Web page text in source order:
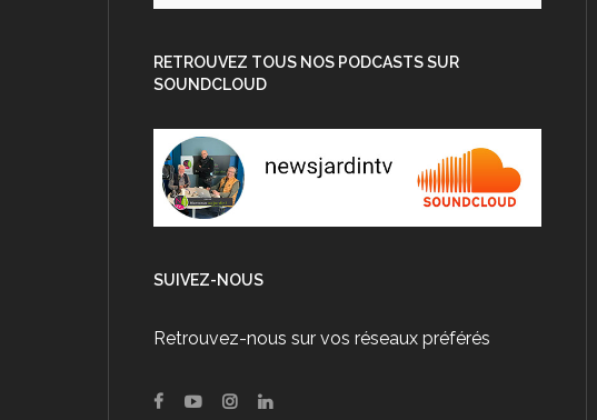
RETROUVEZ TOUS NOS PODCASTS SUR
SOUNDCLOUD
SUIVEZ-NOUS
Retrouvez-nous sur vos réseaux préférés